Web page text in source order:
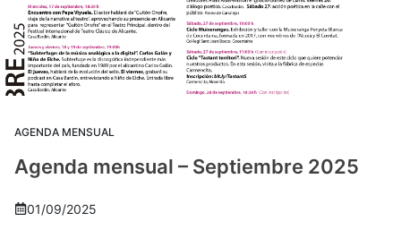
AGENDA MENSUAL
Agenda mensual – Septiembre 2025
01/09/2025